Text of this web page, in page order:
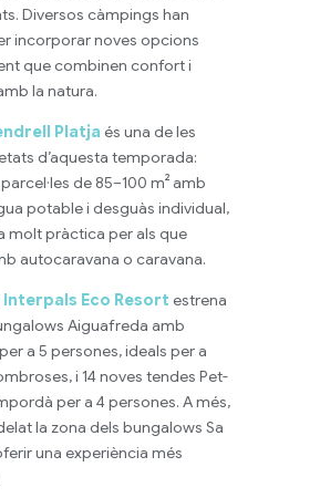
Diversos càmpings han
incorporar noves opcions
que combinen confort i
la natura.
Platja és una de les
d’aquesta temporada:
de 85–100 m² amb
potable i desguàs individual,
molt pràctica per als que
autocaravana o caravana.
Interpals Eco Resort estrena
Aiguafreda amb
a 5 persones, ideals per a
i 14 noves tendes Pet-
per a 4 persones. A més,
la zona dels bungalows Sa
una experiència més